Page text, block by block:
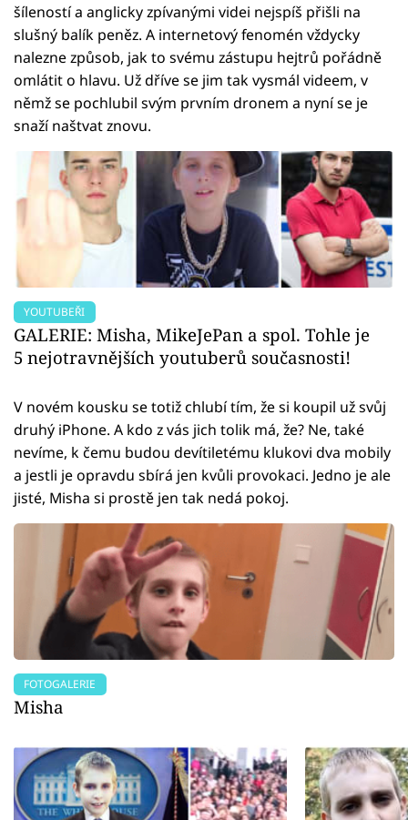
šíleností a anglicky zpívanými videi nejspíš přišli na
slušný balík peněz. A internetový fenomén vždycky
nalezne způsob, jak to svému zástupu hejtrů pořádně
omlátit o hlavu. Už dříve se jim tak vysmál videem, v
němž se pochlubil svým prvním dronem a nyní se je
snaží naštvat znovu.
YOUTUBEŘI
GALERIE: Misha, MikeJePan a spol. Tohle je
5 nejotravnějších youtuberů současnosti!
V novém kousku se totiž chlubí tím, že si koupil už svůj
druhý iPhone. A kdo z vás jich tolik má, že? Ne, také
nevíme, k čemu budou devítiletému klukovi dva mobily
a jestli je opravdu sbírá jen kvůli provokaci. Jedno je ale
jisté, Misha si prostě jen tak nedá pokoj.
FOTOGALERIE
Misha